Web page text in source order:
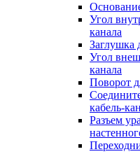
Угол
канала
Заглушка
Угол
канала
Поворот
кабель-
Разъем